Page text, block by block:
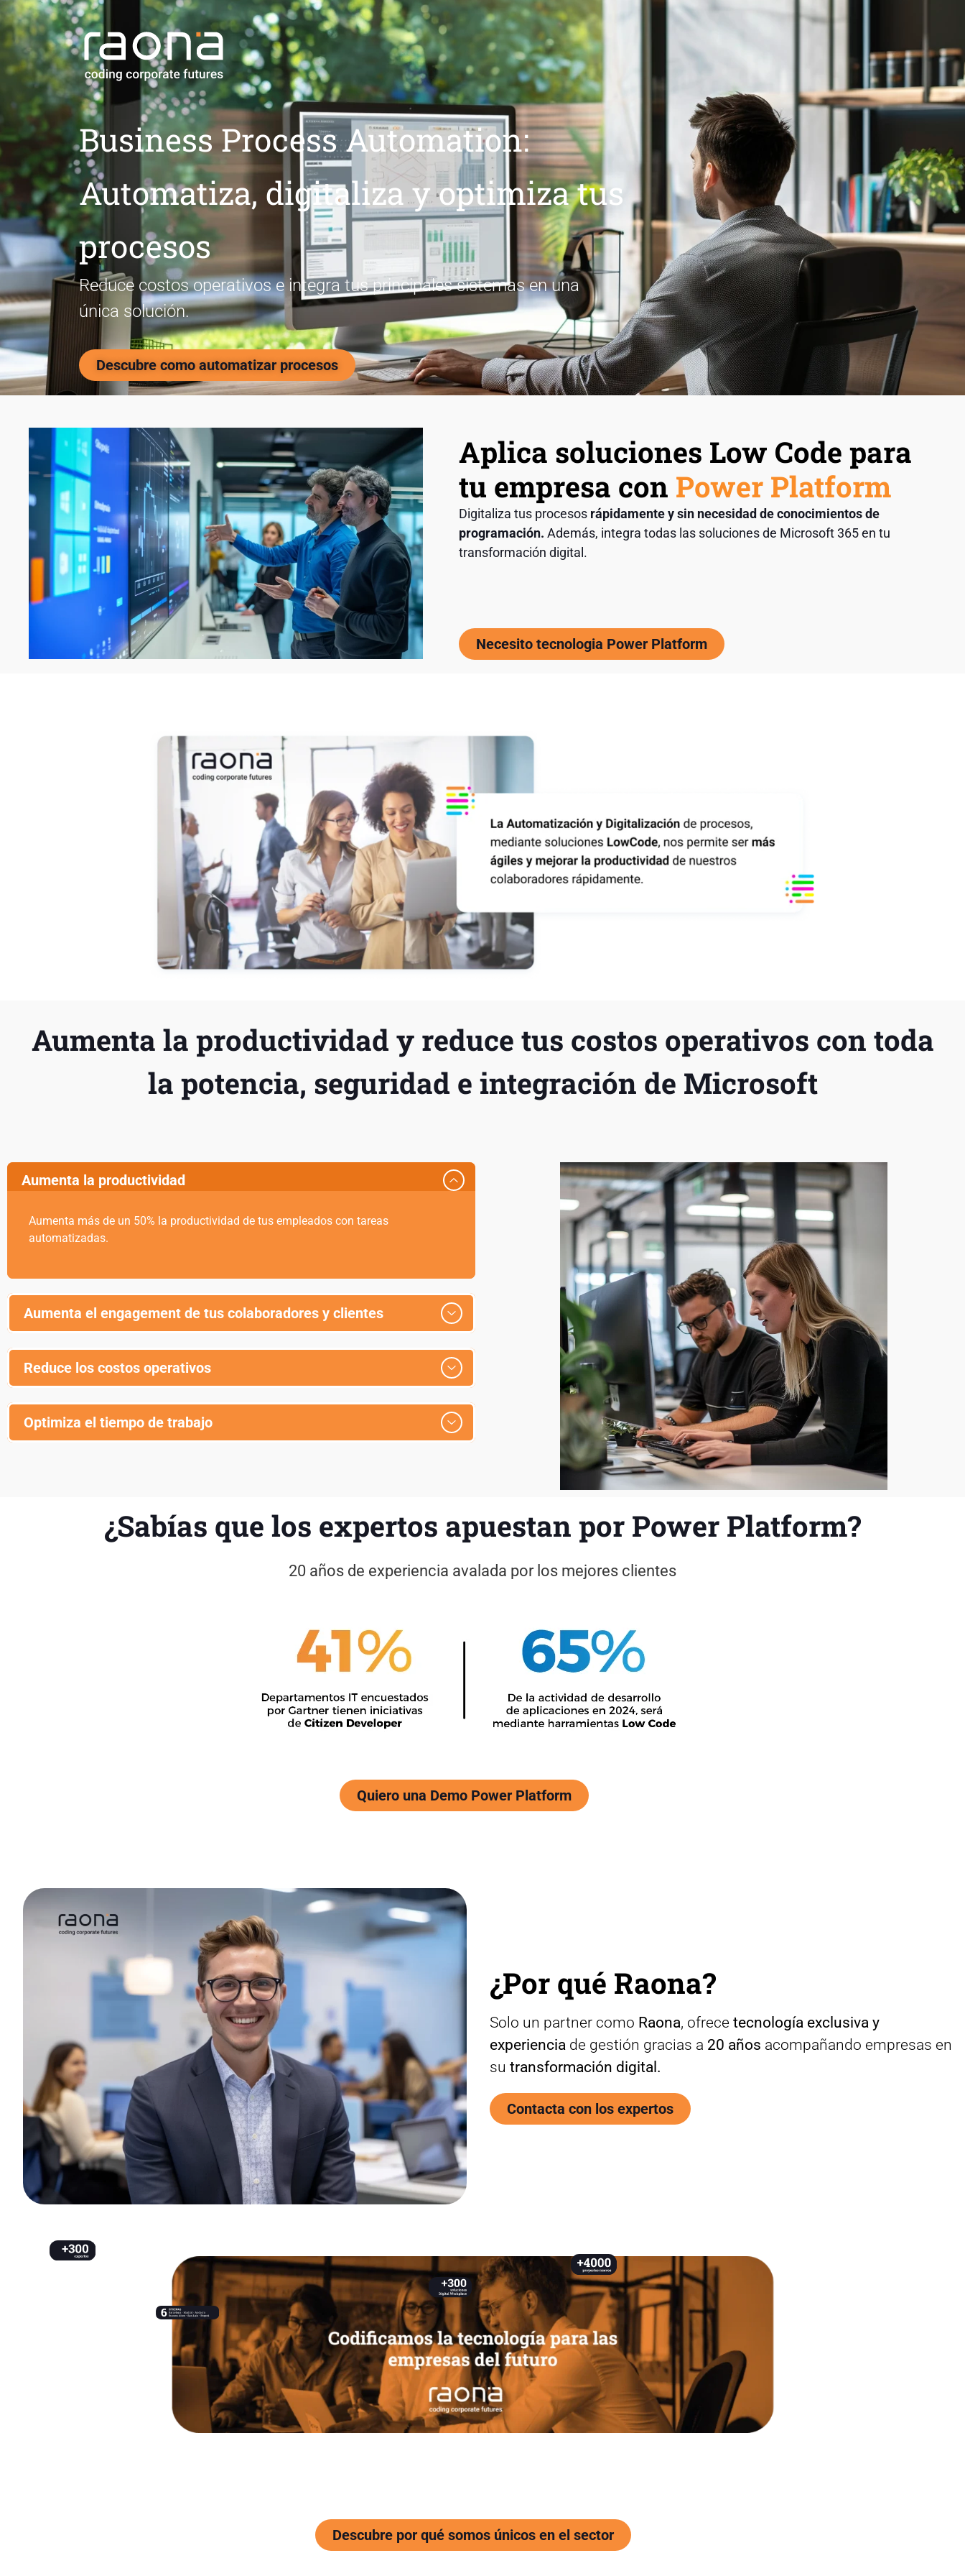
Business Process Automation:
Automatiza, digitaliza y optimiza tus
procesos
Reduce costos operativos e integra tus principales sistemas en una
única solución.
Descubre como automatizar procesos
Aplica soluciones Low Code para
tu empresa con Power Platform
Digitaliza tus procesos rápidamente y sin necesidad de conocimientos de
programación.Además, integra todas las soluciones de Microsoft 365 en tu
transformación digital.
Necesito tecnologia Power Platform
Aumenta la productividad y reduce tus costos operativos con toda
la potencia, seguridad e integración de Microsoft
Aumenta la productividad
Aumenta más de un 50% la productividad de tus empleados con tareas
automatizadas.
Aumenta el engagement de tus colaboradores y clientes
Reduce los costos operativos
Optimiza el tiempo de trabajo
¿Sabías que los expertos apuestan por Power Platform?
20 años de experiencia avalada por los mejores clientes
Quiero una Demo Power Platform
¿Por qué Raona?
Solo un partner como Raona, ofrece tecnología exclusiva y
experiencia de gestión gracias a 20 años acompañando empresas en
su transformación digital.
Contacta con los expertos
Descubre por qué somos únicos en el sector